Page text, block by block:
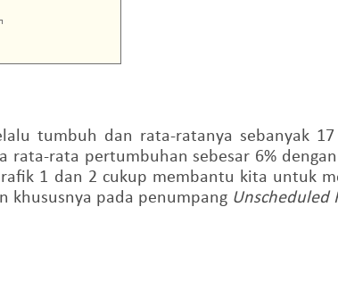
tumbuh dan rata-ratanya sebanyak
rata-rata pertumbuhan sebesar 6%
1 dan 2 cukup membantu kita untuk
khususnya pada penumpang Unscheduled